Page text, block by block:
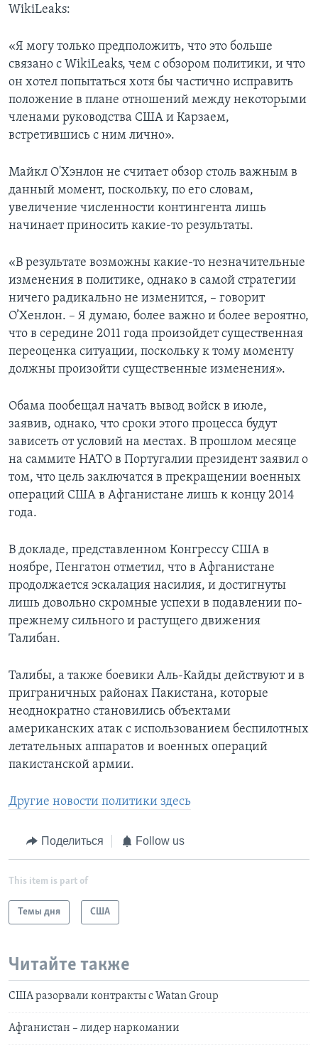
WikiLeaks:
«Я могу только предположить, что это больше
связано с WikiLeaks, чем с обзором политики, и что
он хотел попытаться хотя бы частично исправить
положение в плане отношений между некоторыми
членами руководства США и Карзаем,
встретившись с ним лично».
Майкл О'Хэнлон не считает обзор столь важным в
данный момент, поскольку, по его словам,
увеличение численности контингента лишь
начинает приносить какие-то результаты.
«В результате возможны какие-то незначительные
изменения в политике, однако в самой стратегии
ничего радикально не изменится, – говорит
О’Хенлон. – Я думаю, более важно и более вероятно,
что в середине 2011 года произойдет существенная
переоценка ситуации, поскольку к тому моменту
должны произойти существенные изменения».
Обама пообещал начать вывод войск в июле,
заявив, однако, что сроки этого процесса будут
зависеть от условий на местах. В прошлом месяце
на саммите НАТО в Португалии президент заявил о
том, что цель заключатся в прекращении военных
операций США в Афганистане лишь к концу 2014
года.
В докладе, представленном Конгрессу США в
ноябре, Пенгатон отметил, что в Афганистане
продолжается эскалация насилия, и достигнуты
лишь довольно скромные успехи в подавлении по-
прежнему сильного и растущего движения
Талибан.
Талибы, а также боевики Аль-Кайды действуют и в
приграничных районах Пакистана, которые
неоднократно становились объектами
американских атак с использованием беспилотных
летательных аппаратов и военных операций
пакистанской армии.
Другие новости политики здесь
Поделиться Follow us
This item is part of
Темы дня США
Читайте также
США разорвали контракты с Watan Group
Афганистан – лидер наркомании